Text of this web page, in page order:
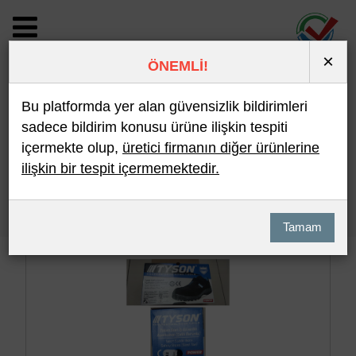
BİLDİRİM DETAYI
Son 10 Bildirim En Çok İncelenen
ÖNEMLİ! ×
Bu platformda yer alan güvensizlik bildirimleri
sadece bildirim konusu ürüne ilişkin tespiti
içermekte olup, üretici firmanın diğer ürünlerine
ilişkin bir tespit içermemektedir.
Tamam